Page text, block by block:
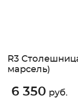
R3
марсель)
6 350 руб.